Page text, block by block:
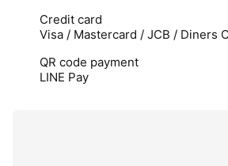
Credit card
Visa / Mastercard / JCB / Diners
QR code payment
LINE Pay